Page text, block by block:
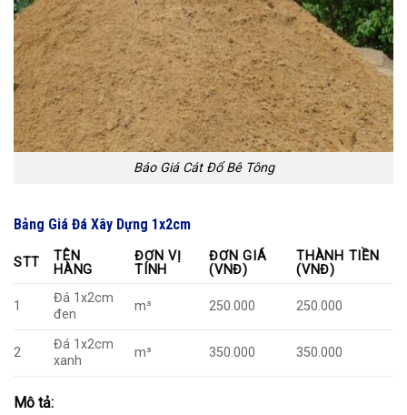
Báo Giá Cát Đổ Bê Tông
Bảng Giá Đá Xây Dựng 1x2cm
STT
TÊN
HÀNG
ĐƠN VỊ
TÍNH
ĐƠN GIÁ
(VNĐ)
THÀNH TIỀN
(VNĐ)
1
Đá 1x2cm
đen
m³ 250.000 250.000
2
Đá 1x2cm
xanh
m³ 350.000 350.000
Mô tả: